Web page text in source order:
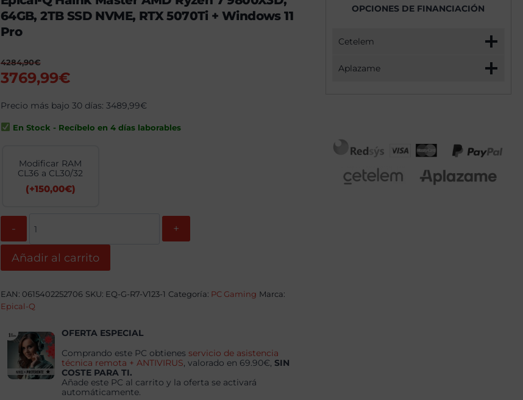
64GB, 2TB SSD NVME, RTX 5070Ti + Windows 11
Pro
4284,90€
El
original
era:
3769,99€El
actual
es:
Precio más bajo 30 días: 3489,99€
En Stock - Recíbelo en 4 días laborables
Modificar RAM
CL36 a CL30/32
(+150,00€)
Q
Master
AMD
64GB,
2TB
RTX
5070Ti
+
Windows
11
cantidad
Añadir al carrito
EAN: 0615402252706 SKU: EQ-G-R7-V123-1 Categoría: PC Gaming Marca:
Epical-Q
OFERTA ESPECIAL
Comprando este PC obtienes servicio de asistencia
técnica remota + ANTIVIRUS, valorado en 69.90€, SIN
COSTE PARA TI.
Añade este PC al carrito y la oferta se activará
automáticamente.
OPCIONES DE FINANCIACIÓN
Cetelem
Aplazame